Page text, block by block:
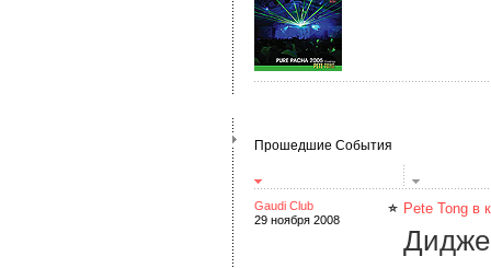
Прошедшие События
Gaudi Club
29 ноября 2008
Pete Tong в